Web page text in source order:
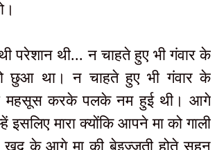
परेशान थी... न चाहते हुए भी गंवार के
छुआ था। न चाहते हुए भी गंवार के
महसूस करके पलके नम हुई थी। आगे
इसलिए मारा क्योंकि आपने मा को गाली
खुद के आगे मा की बेइज्जती होते सहन